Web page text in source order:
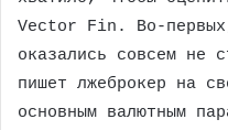
Vector Fin. Во-
оказались совсем не
пишет лжеброкер на
основным валютным